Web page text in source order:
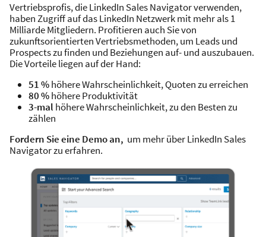
Vertriebsprofis, die LinkedIn Sales Navigator verwenden,
haben Zugriff auf das LinkedIn Netzwerk mit mehr als 1
Milliarde Mitgliedern. Profitieren auch Sie von
zukunftsorientierten Vertriebsmethoden, um Leads und
Prospects zu finden und Beziehungen auf- und auszubauen.
Die Vorteile liegen auf der Hand:
51 %höhere Wahrscheinlichkeit, Quoten zu erreichen
80 %höhere Produktivität
3-mal höhere Wahrscheinlichkeit, zu den Besten zu
zählen
Fordern Sie eine Demo an, um mehr über LinkedIn Sales
Navigator zu erfahren.